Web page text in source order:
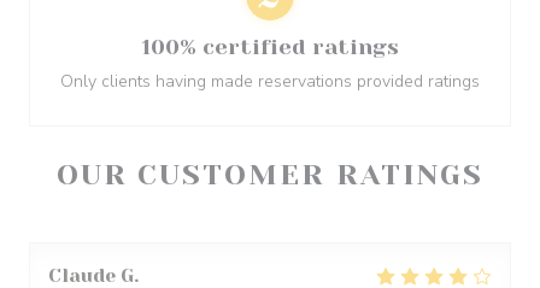
OUR CUSTOMER RATINGS
Claude G
100% certified ratings
Only clients having made reservations provided ratings